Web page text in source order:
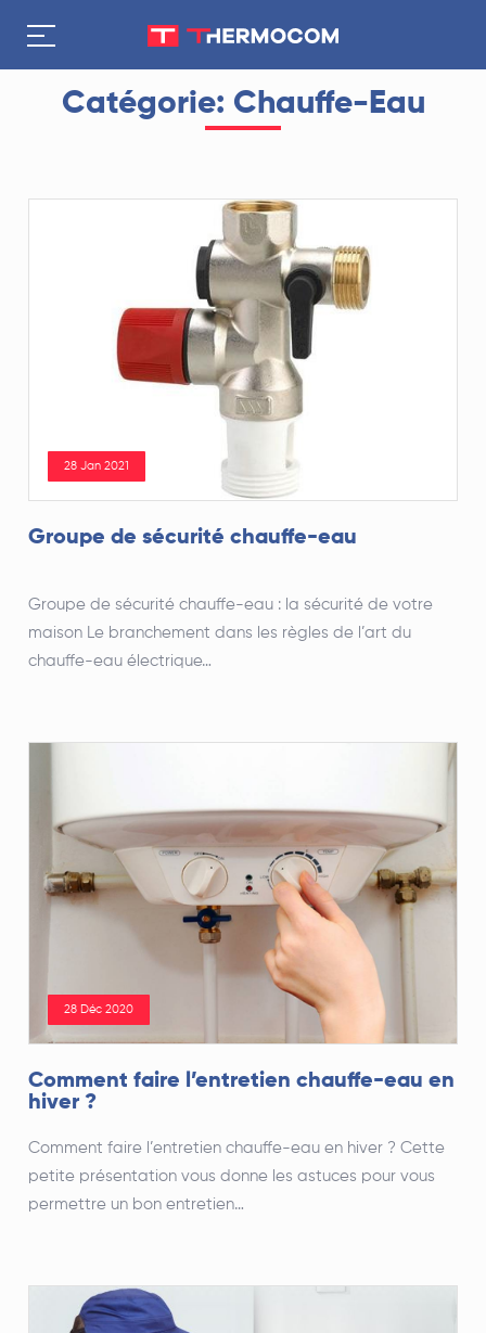
Catégorie: Chauffe-Eau
28 Jan 2021
Groupe de sécurité chauffe-eau
Groupe de sécurité chauffe-eau : la sécurité de votre
maison Le branchement dans les règles de l’art du
chauffe-eau électrique…
28 Déc 2020
Comment faire l’entretien chauffe-eau en
hiver ?
Comment faire l’entretien chauffe-eau en hiver ? Cette
petite présentation vous donne les astuces pour vous
permettre un bon entretien…